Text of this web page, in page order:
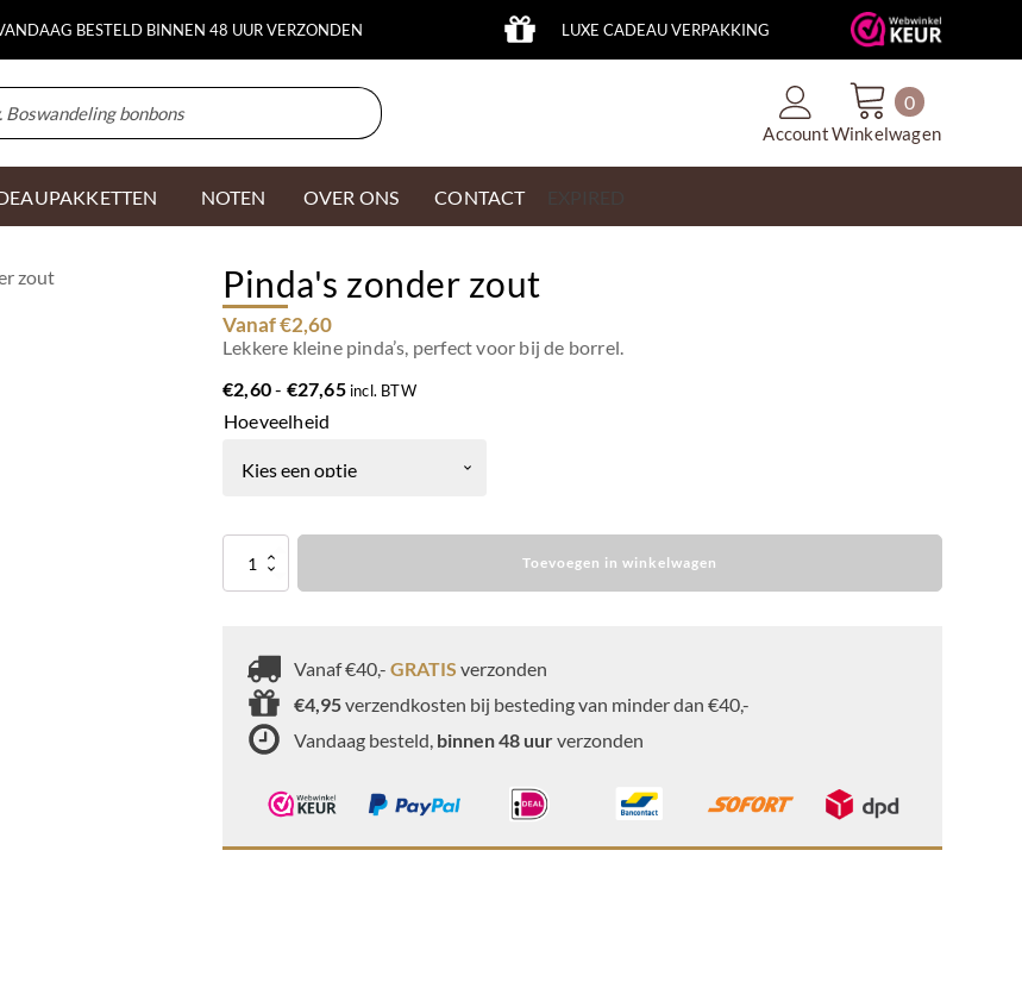
BESTELD BINNEN 48 UUR VERZONDEN LUXE CADEAU VERPAKKING
Account
0
Winkelwagen
NOTEN OVER ONS CONTACT
zout Pinda's zonder zout
Vanaf €2,60
Lekkere kleine pinda’s, perfect voor bij de borrel.
€2,60- €27,65Prijsklasse:
€27,65
incl. BTW
Hoeveelheid
zonder
Toevoegen in winkelwagen
Vanaf €40,- GRATIS verzonden
€4,95verzendkosten bij besteding van minder dan €40,-
Vandaag besteld, binnen 48 uurverzonden